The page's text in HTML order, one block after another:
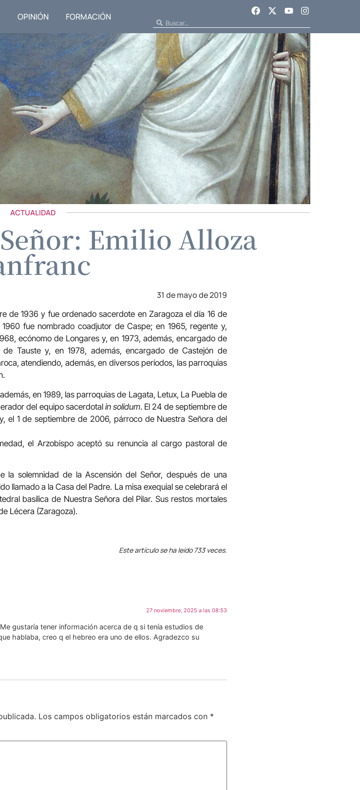
OPINIÓN FORMACIÓN
ACTUALIDAD
Emilio Alloza
31 de mayo de 2019
de 1936 y fue ordenado sacerdote en Zaragoza el día 16 de
fue nombrado coadjutor de Caspe; en 1965, regente y,
ecónomo de Longares y, en 1973, además, encargado de
Tauste y, en 1978, además, encargado de Castejón de
atendiendo, además, en diversos períodos, las parroquias
en 1989, las parroquias de Lagata, Letux, La Puebla de
del equipo sacerdotal in solidum. El 24 de septiembre de
el 1 de septiembre de 2006, párroco de Nuestra Señora del
el Arzobispo aceptó su renuncia al cargo pastoral de
solemnidad de la Ascensión del Señor, después de una
llamado a la Casa del Padre. La misa exequial se celebrará el
basílica de Nuestra Señora del Pilar. Sus restos mortales
Lécera (Zaragoza).
Este artículo se ha leído 733 veces.
27 noviembre, 2025 a las 08:53
gustaría tener información acerca de q si tenía estudios de
hablaba, creo q el hebreo era uno de ellos. Agradezco su
Los campos obligatorios están marcados con *